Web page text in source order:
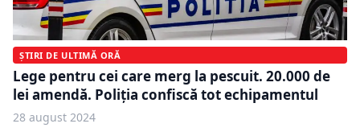
ȘTIRI DE ULTIMĂ ORĂ
Lege pentru cei care merg la pescuit. 20.000 de
lei amendă. Poliția confiscă tot echipamentul
28 august 2024